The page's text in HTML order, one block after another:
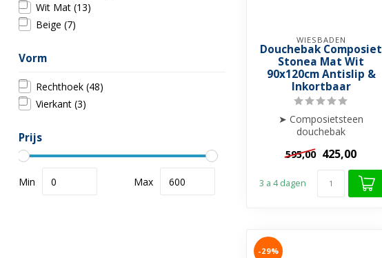
Wit Mat (13)
Beige (7)
Vorm
Rechthoek (48)
Vierkant (3)
Prijs
Min Max
WIESBADEN
Douchebak Composiet
Stonea Mat Wit
90x120cm Antislip &
Inkortbaar
➤ Composietsteen
douchebak
➤ Krasvrij & Stootbestendig
➤ Inkortba...
595,00 425,00
3 a 4 dagen
-29%